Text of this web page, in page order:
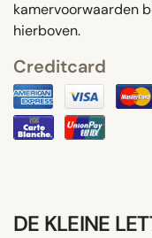
kamervoorwaarden
hierboven.
Creditcard
DE KLEINE